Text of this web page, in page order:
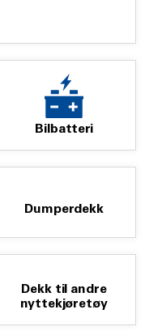
Bilbatteri
Dumperdekk
Dekk til andre
nyttekjøretøy